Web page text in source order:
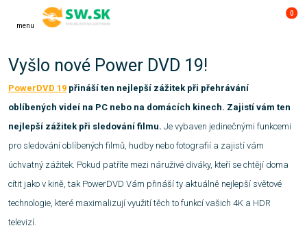
menu
0
Vyšlo nové Power DVD 19!
PowerDVD 19 přináší ten nejlepší zážitek při přehrávání
oblíbených videí na PC nebo na domácích kinech. Zajistí vám ten
nejlepší zážitek při sledování filmu. Je vybaven jedinečnými funkcemi
pro sledování oblíbených filmů, hudby nebo fotografií a zajistí vám
úchvatný zážitek. Pokud patříte mezi náruživé diváky, kteří se chtějí doma
cítit jako v kině, tak PowerDVD Vám přináší ty aktuálně nejlepší světové
technologie, které maximalizují využití těch to funkcí vašich 4K a HDR
televizí.